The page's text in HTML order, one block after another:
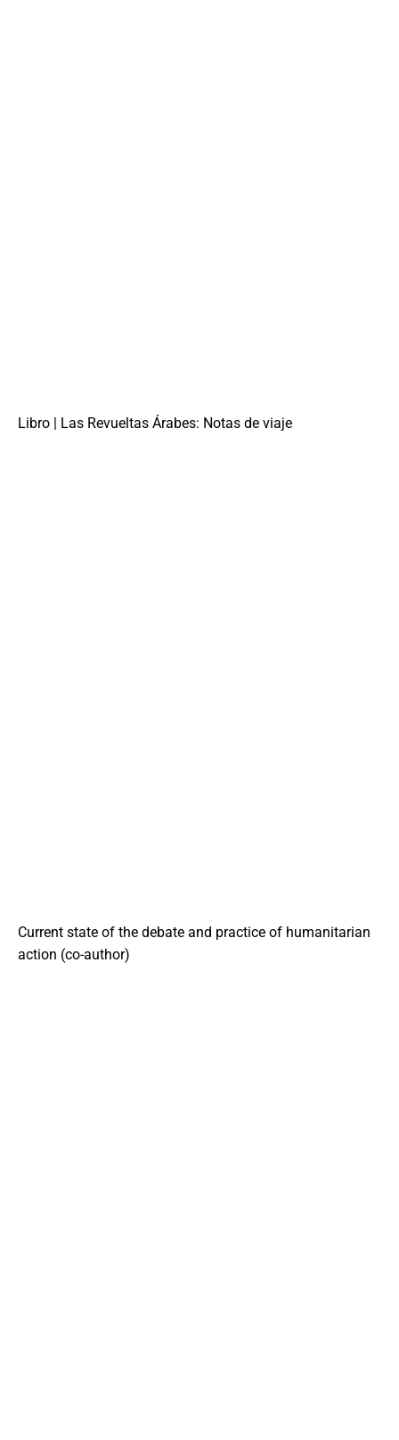
Libro | Las Revueltas Árabes: Notas de viaje
Current state of the debate and practice of humanitarian
action (co-author)